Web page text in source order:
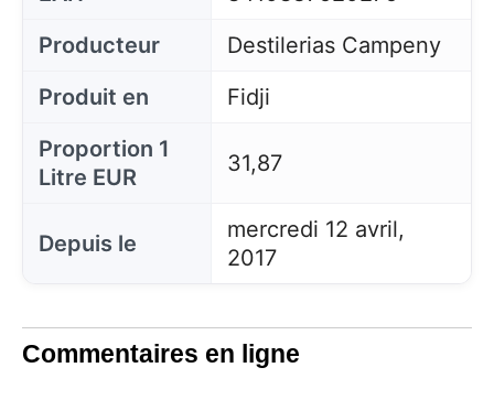
Producteur
Destilerias Campeny
Produit en
Fidji
Proportion 1
Litre EUR
31,87
Depuis le
mercredi 12 avril,
2017
Commentaires en ligne